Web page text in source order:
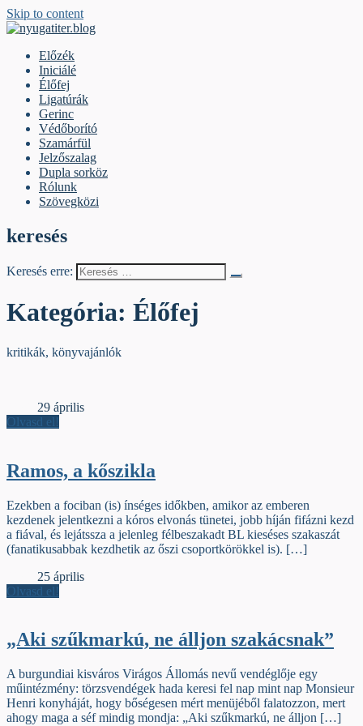
Skip to content
Előzék
Iniciálé
Élőfej
Ligatúrák
Gerinc
Védőborító
Szamárfül
Jelzőszalag
Dupla sorköz
Rólunk
Szövegközi
keresés
Keresés erre:
Kategória: Élőfej
kritikák, könyvajánlók
29 április
Olvasd el!
Ramos, a kőszikla
Ezekben a fociban (is) ínséges időkben, amikor az emberen
kezdenek jelentkezni a kóros elvonás tünetei, jobb híján fifázni kezd
a fiával, és lejátssza a jelenleg félbeszakadt BL kieséses szakaszát
(fanatikusabbak kezdhetik az őszi csoportkörökkel is). […]
25 április
Olvasd el!
„Aki szűkmarkú, ne álljon szakácsnak”
A burgundiai kisváros Virágos Állomás nevű vendéglője egy
műintézmény: törzsvendégek hada keresi fel nap mint nap Monsieur
Henri konyháját, hogy bőségesen mért menüjéből falatozzon, mert
ahogy maga a séf mindig mondja: „Aki szűkmarkú, ne álljon […]